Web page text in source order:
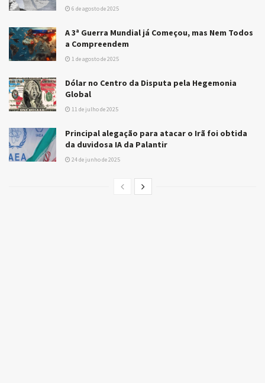
6 de agosto de 2025
A 3ª Guerra Mundial já Começou, mas Nem Todos
a Compreendem
1 de agosto de 2025
Dólar no Centro da Disputa pela Hegemonia
Global
11 de julho de 2025
Principal alegação para atacar o Irã foi obtida
da duvidosa IA da Palantir
24 de junho de 2025